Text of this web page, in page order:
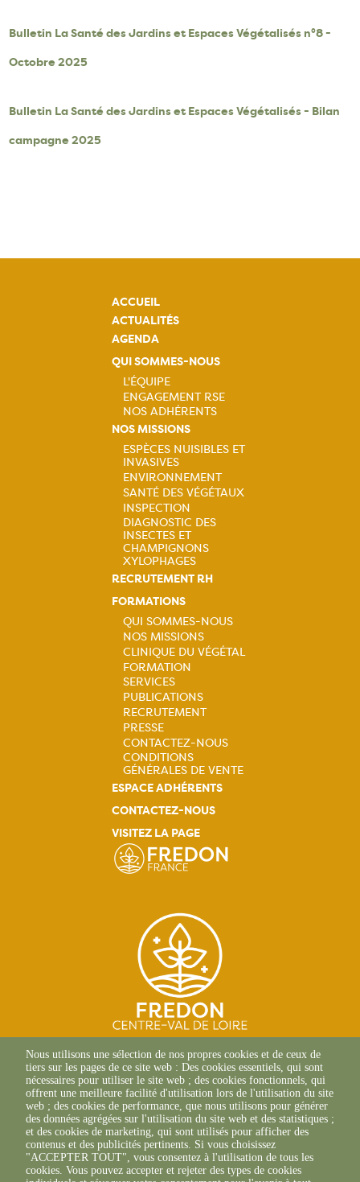
Bulletin La Santé des Jardins et Espaces Végétalisés n°8 -
Octobre 2025
Bulletin La Santé des Jardins et Espaces Végétalisés - Bilan
campagne 2025
ACCUEIL
ACTUALITÉS
AGENDA
QUI SOMMES-NOUS
Navigation
principale
L'ÉQUIPE
ENGAGEMENT RSE
NOS ADHÉRENTS
NOS MISSIONS
Navigation
principale
ESPÈCES NUISIBLES ET
INVASIVES
ENVIRONNEMENT
SANTÉ DES VÉGÉTAUX
INSPECTION
DIAGNOSTIC DES
INSECTES ET
CHAMPIGNONS
XYLOPHAGES
RECRUTEMENT RH
FORMATIONS
Navigation
principale
QUI SOMMES-NOUS
NOS MISSIONS
CLINIQUE DU VÉGÉTAL
FORMATION
SERVICES
PUBLICATIONS
RECRUTEMENT
PRESSE
CONTACTEZ-NOUS
CONDITIONS
GÉNÉRALES DE VENTE
ESPACE ADHÉRENTS
CONTACTEZ-NOUS
VISITEZ LA PAGE
SITE D'ORLÉANS
13 Av. des Droits de
l'Homme
45000 Orléans
02 38 42 13 88 (Composer le
canal 1)
SITE DE CHAMBRAY-LÈS-
TOURS
9 ter Rue Augustin Fresnel
Nous utilisons une sélection de nos propres cookies et de ceux de
tiers sur les pages de ce site web : Des cookies essentiels, qui sont
nécessaires pour utiliser le site web ; des cookies fonctionnels, qui
offrent une meilleure facilité d'utilisation lors de l'utilisation du site
web ; des cookies de performance, que nous utilisons pour générer
des données agrégées sur l'utilisation du site web et des statistiques ;
et des cookies de marketing, qui sont utilisés pour afficher des
contenus et des publicités pertinents. Si vous choisissez
"ACCEPTER TOUT", vous consentez à l'utilisation de tous les
cookies. Vous pouvez accepter et rejeter des types de cookies